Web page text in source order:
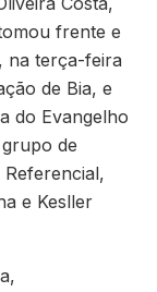
frente e
na terça-feira
de Bia, e
do Evangelho
de
e Kesller